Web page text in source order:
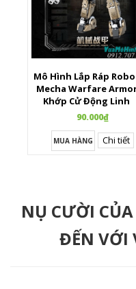
Mô Hình Lắp Ráp
Mecha Warfare
Khớp Cử Động Linh
Hoạt
90.000₫
MUA HÀNG Chi tiết
NỤ CƯỜI
ĐẾN VỚI